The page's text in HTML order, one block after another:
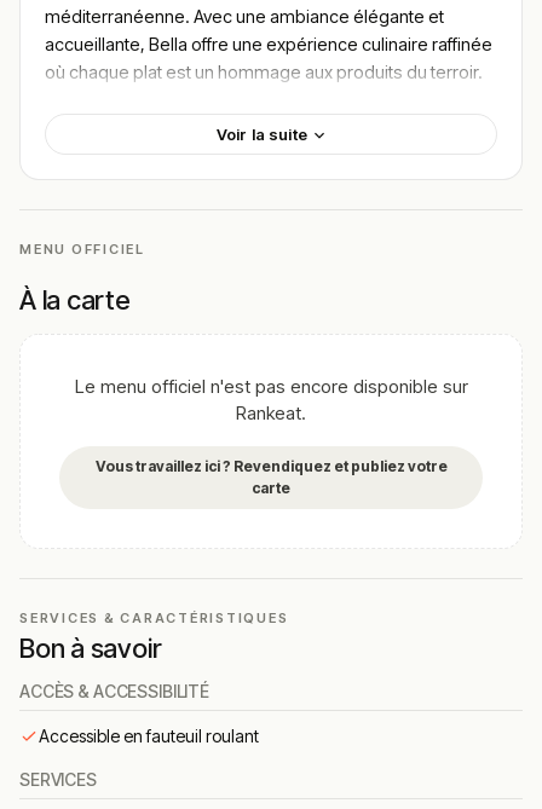
méditerranéenne. Avec une ambiance élégante et
accueillante, Bella offre une expérience culinaire raffinée
où chaque plat est un hommage aux produits du terroir.
carpaccio de bar
pour un voyage gustatif authentique.
Pourtrouver le meilleur plat de Restaurant Bella,
laissez-vous guider par les recommandations des
connaisseurs de Cannes. Chaque visite promet un
!
Texte généré par intelligence artificielle, en attente de
validation humaine.
nous aider en vous rendant sur :Améliorer la fiche de cet
Voir la suite
MENU OFFICIEL
À la carte
Le menu officiel n'est pas encore disponible sur
Rankeat.
Vous travaillez ici ? Revendiquez et publiez votre
carte
SERVICES & CARACTÉRISTIQUES
Bon à savoir
ACCÈS & ACCESSIBILITÉ
Accessible en fauteuil roulant
SERVICES